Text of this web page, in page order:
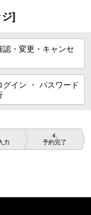
]
認・変更・キャンセ
グイン ・ パスワード
力
4
予約完了